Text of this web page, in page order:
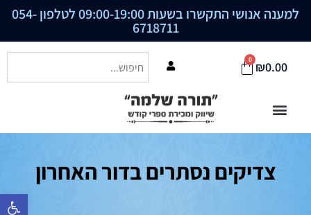
פתח סרגל
למענה אנושי התקשרו בשעות 09:00-19:00 לטלפון 054-
6718711
₪0.00
0
צדיקים נסתרים בדור האחרון